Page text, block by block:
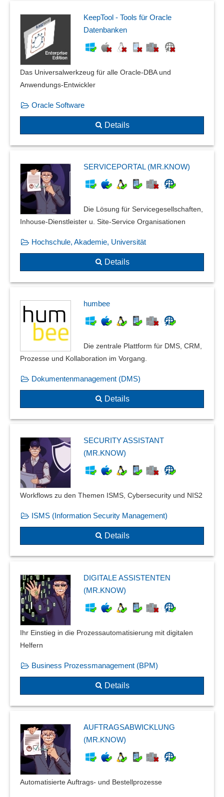
KeepTool - Tools für Oracle
Datenbanken
Das Universalwerkzeug für alle Oracle-DBA und
Anwendungs-Entwickler
Oracle Software
Details
SERVICEPORTAL (MR.KNOW)
Die Lösung für Servicegesellschaften,
Inhouse-Dienstleister u. Site-Service Organisationen
Hochschule, Akademie, Universität
Details
humbee
Die zentrale Plattform für DMS, CRM,
Prozesse und Kollaboration im Vorgang.
Dokumentenmanagement (DMS)
Details
SECURITY ASSISTANT
(MR.KNOW)
Workflows zu den Themen ISMS, Cybersecurity und NIS2
ISMS (Information Security Management)
Details
DIGITALE ASSISTENTEN
(MR.KNOW)
Ihr Einstieg in die Prozessautomatisierung mit digitalen
Helfern
Business Prozessmanagement (BPM)
Details
AUFTRAGSABWICKLUNG
(MR.KNOW)
Automatisierte Auftrags- und Bestellprozesse